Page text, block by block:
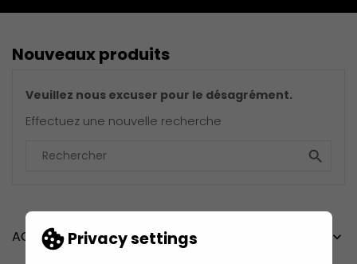
Privacy settings
Nouveaux produits
Veuillez nous excuser pour le désagrément.
Effectuez une nouvelle recherche

ACCUEIL